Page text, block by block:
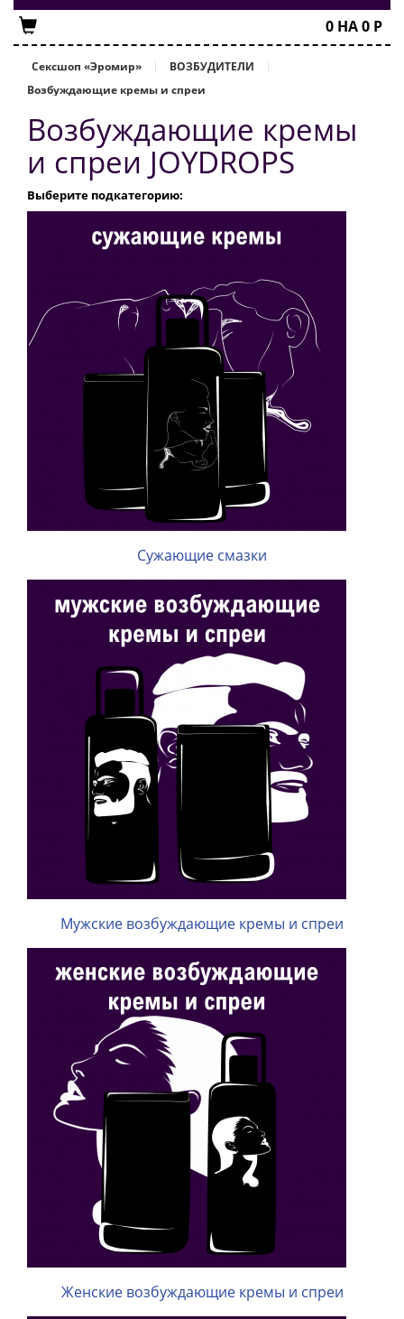
0 НА0 Р
Сексшоп «Эромир»
ВОЗБУДИТЕЛИ
Возбуждающие кремы и спреи
Возбуждающие кремы
и спреи JOYDROPS
Выберите подкатегорию:
Сужающие смазки
Мужские возбуждающие кремы и спреи
Женские возбуждающие кремы и спреи